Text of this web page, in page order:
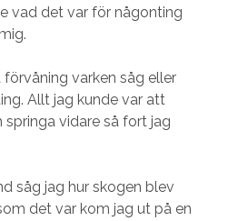
vad det var för någonting
varken såg eller
Allt jag kunde var att
springa vidare så fort jag
såg jag hur skogen blev
det var kom jag ut på en